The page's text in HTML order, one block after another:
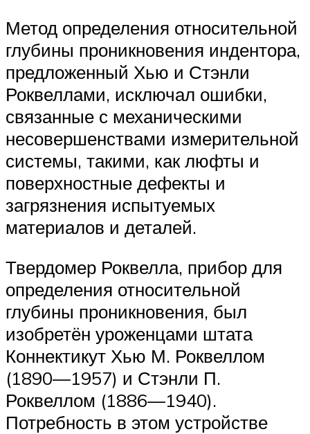
Метод определения относительной
глубины проникновения индентора,
предложенный Хью и Стэнли
Роквеллами, исключал ошибки,
связанные с механическими
несовершенствами измерительной
системы, такими, как люфты и
поверхностные дефекты и
загрязнения испытуемых
материалов и деталей.
Твердомер Роквелла, прибор для
определения относительной
глубины проникновения, был
изобретён уроженцами штата
Коннектикут Хью М. Роквеллом
(1890—1957) и Стэнли П.
Роквеллом (1886—1940).
Потребность в этом устройстве